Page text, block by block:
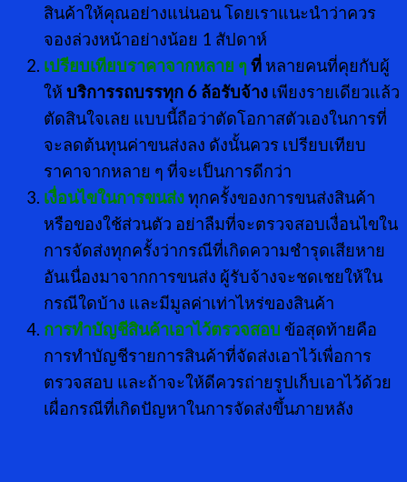
สินค้าให้คุณอย่างแน่นอน โดยเราแนะนำว่าควร
จองล่วงหน้าอย่างน้อย 1 สัปดาห์
เปรียบเทียบราคาจากหลาย ๆที่ หลายคนที่คุยกับผู้
ให้ บริการรถบรรทุก 6 ล้อรับจ้าง เพียงรายเดียวแล้ว
ตัดสินใจเลย แบบนี้ถือว่าตัดโอกาสตัวเองในการที่
จะลดต้นทุนค่าขนส่งลง ดังนั้นควร เปรียบเทียบ
ราคาจากหลาย ๆ ที่จะเป็นการดีกว่า
เงื่อนไขในการขนส่งทุกครั้งของการขนส่งสินค้า
หรือของใช้ส่วนตัว อย่าลืมที่จะตรวจสอบเงื่อนไขใน
การจัดส่งทุกครั้งว่ากรณีที่เกิดความชำรุดเสียหาย
อันเนื่องมาจากการขนส่ง ผู้รับจ้างจะชดเชยให้ใน
กรณีใดบ้าง และมีมูลค่าเท่าไหร่ของสินค้า
การทำบัญชีสินค้าเอาไว้ตรวจสอบ ข้อสุดท้ายคือ
การทำบัญชีรายการสินค้าที่จัดส่งเอาไว้เพื่อการ
ตรวจสอบ และถ้าจะให้ดีควรถ่ายรูปเก็บเอาไว้ด้วย
เผื่อกรณีที่เกิดปัญหาในการจัดส่งขึ้นภายหลัง